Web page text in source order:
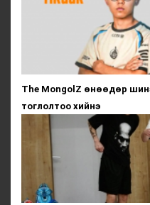
The MongolZ өнөөдөр
тоглолтоо хийнэ